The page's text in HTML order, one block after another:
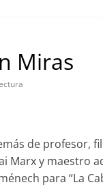
Miras
de profesor,
Marx y maestro
para “La